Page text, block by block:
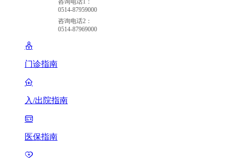
0514-87959000
咨询电话2：
0514-87969000
门诊指南
入/出院指南
医保指南